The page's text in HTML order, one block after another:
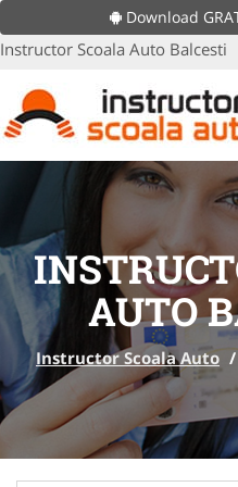
Download
Instructor Scoala Auto Balcesti
AUTO
Instructor Scoala Auto /